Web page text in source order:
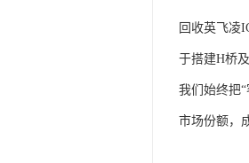
回收英飞凌
于搭建H桥
我们始终把
市场份额，